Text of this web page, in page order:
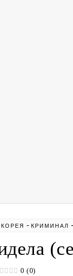
КОРЕЯ -КРИМИНАЛ
0 (0)